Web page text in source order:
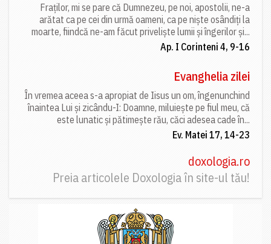
Fraților, mi se pare că Dumnezeu, pe noi, apostolii, ne-a
arătat ca pe cei din urmă oameni, ca pe niște osândiți la
moarte, fiindcă ne-am făcut priveliște lumii și îngerilor și...
Ap. I Corinteni 4, 9-16
Evanghelia zilei
În vremea aceea s-a apropiat de Iisus un om, îngenunchind
înaintea Lui și zicându-I: Doamne, miluiește pe fiul meu, că
este lunatic și pătimește rău, căci adesea cade în...
Ev. Matei 17, 14-23
doxologia.ro
Preia articolele Doxologia în site-ul tău!